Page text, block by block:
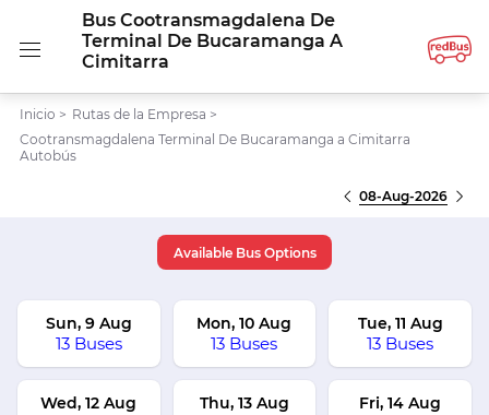
Bus Cootransmagdalena De
Terminal De Bucaramanga A
Cimitarra
Inicio > Rutas de la Empresa >
Cootransmagdalena Terminal De Bucaramanga a Cimitarra
Autobús
08-Aug-2026
Available Bus Options
Sun, 9 Aug
13 Buses
Mon, 10 Aug
13 Buses
Tue, 11 Aug
13 Buses
Wed, 12 Aug Thu, 13 Aug Fri, 14 Aug